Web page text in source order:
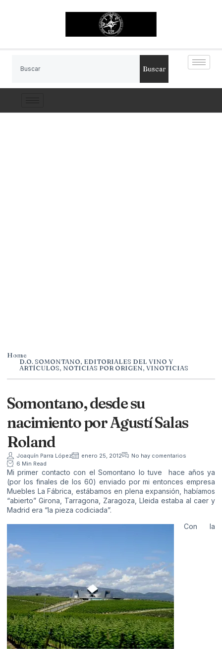
Buscar
Home
D.O. SOMONTANO, EDITORIALES DEL VINO Y
ARTÍCULOS, NOTICIAS POR ORIGEN, VINOTICIAS
Somontano, desde su
nacimiento por Agustí Salas
Roland
Joaquín Parra López enero 25, 2012
No hay comentarios
6 Min Read
Mi primer contacto con el Somontano lo tuve hace años ya
(por los finales de los 60) enviado por mi entonces empresa
Muebles La Fábrica, estábamos en plena expansión, habíamos
“abierto” Girona, Tarragona, Zaragoza, Lleida estaba al caer y
Madrid era “la pieza codiciada”.
Con la